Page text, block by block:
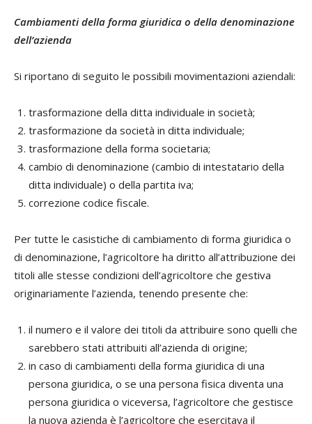
Cambiamenti della forma giuridica o della denominazione
dell’azienda
Si riportano di seguito le possibili movimentazioni aziendali:
trasformazione della ditta individuale in società;
trasformazione da società in ditta individuale;
trasformazione della forma societaria;
cambio di denominazione (cambio di intestatario della
ditta individuale) o della partita iva;
correzione codice fiscale.
Per tutte le casistiche di cambiamento di forma giuridica o
di denominazione, l’agricoltore ha diritto all’attribuzione dei
titoli alle stesse condizioni dell’agricoltore che gestiva
originariamente l’azienda, tenendo presente che:
il numero e il valore dei titoli da attribuire sono quelli che
sarebbero stati attribuiti all’azienda di origine;
in caso di cambiamenti della forma giuridica di una
persona giuridica, o se una persona fisica diventa una
persona giuridica o viceversa, l’agricoltore che gestisce
la nuova azienda è l’agricoltore che esercitava il